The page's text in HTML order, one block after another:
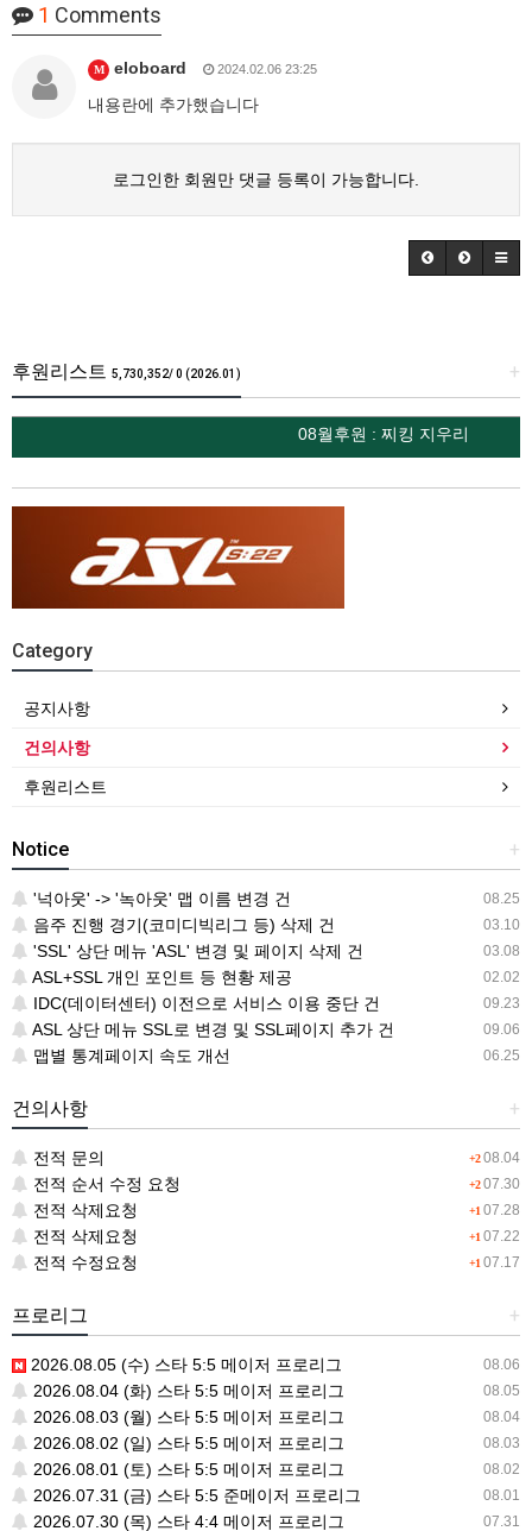
1 Comments
M eloboard 2024.02.06 23:25
내용란에 추가했습니다
로그인한 회원만 댓글 등록이 가능합니다.
+
후원리스트 5,730,352/ 0 (2026.01)
08월후원 : 찌킹 지우리
Category
공지사항
건의사항
후원리스트
+
Notice
08.25
'넉아웃' -> '녹아웃' 맵 이름 변경 건
03.10
음주 진행 경기(코미디빅리그 등) 삭제 건
03.08
'SSL' 상단 메뉴 'ASL' 변경 및 페이지 삭제 건
02.02
ASL+SSL 개인 포인트 등 현황 제공
09.23
IDC(데이터센터) 이전으로 서비스 이용 중단 건
09.06
ASL 상단 메뉴 SSL로 변경 및 SSL페이지 추가 건
06.25
맵별 통계페이지 속도 개선
+
건의사항
+208.04
전적 문의
+207.30
전적 순서 수정 요청
+1 07.28
전적 삭제요청
+1 07.22
전적 삭제요청
+1 07.17
전적 수정요청
+
프로리그
08.06
2026.08.05 (수) 스타 5:5 메이저 프로리그
08.05
2026.08.04 (화) 스타 5:5 메이저 프로리그
08.04
2026.08.03 (월) 스타 5:5 메이저 프로리그
08.03
2026.08.02 (일) 스타 5:5 메이저 프로리그
08.02
2026.08.01 (토) 스타 5:5 메이저 프로리그
08.01
2026.07.31 (금) 스타 5:5 준메이저 프로리그
07.31
2026.07.30 (목) 스타 4:4 메이저 프로리그